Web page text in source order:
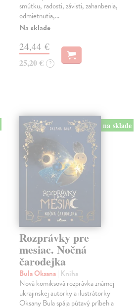
smútku, radosti, závisti, zahanbenia,
odmietnutia,…
Na sklade
24,44 €
25,20 € ?
na sklade
Rozprávky pre
mesiac. Nočná
čarodejka
Bula Oksana| Kniha
Nová komiksová rozprávka známej
ukrajinskej autorky a ilustrátorky
Oksany Bula spája pútavý príbeh a